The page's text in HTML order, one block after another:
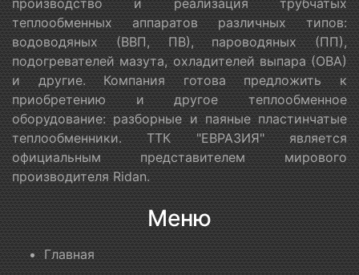
производство и реализация трубчатых
теплообменных аппаратов различных типов:
водоводяных (ВВП, ПВ), пароводяных (ПП),
подогревателей мазута, охладителей выпара (ОВА)
и другие. Компания готова предложить к
приобретению и другое теплообменное
оборудование: разборные и паяные пластинчатые
теплообменники. ТТК "ЕВРАЗИЯ" является
официальным представителем мирового
производителя Ridan.
Меню
Главная